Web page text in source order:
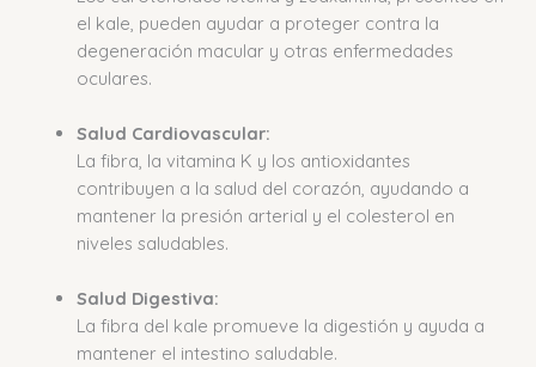
el kale, pueden ayudar a proteger contra la
degeneración macular y otras enfermedades
oculares.
Salud Cardiovascular:
La fibra, la vitamina K y los antioxidantes
contribuyen a la salud del corazón, ayudando a
mantener la presión arterial y el colesterol en
niveles saludables.
Salud Digestiva:
La fibra del kale promueve la digestión y ayuda a
mantener el intestino saludable.